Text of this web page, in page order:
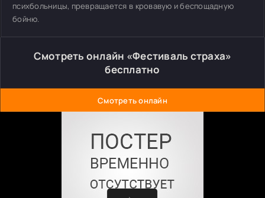
психбольницы, превращается в кровавую и беспощадную
бойню.
Смотреть онлайн «Фестиваль страха»
бесплатно
Смотреть онлайн